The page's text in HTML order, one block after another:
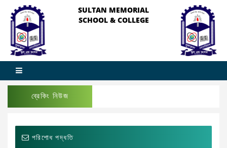
SULTAN MEMORIAL
SCHOOL & COLLEGE
ব্রেকিং নিউজ
পরিশোধ পদ্ধতি